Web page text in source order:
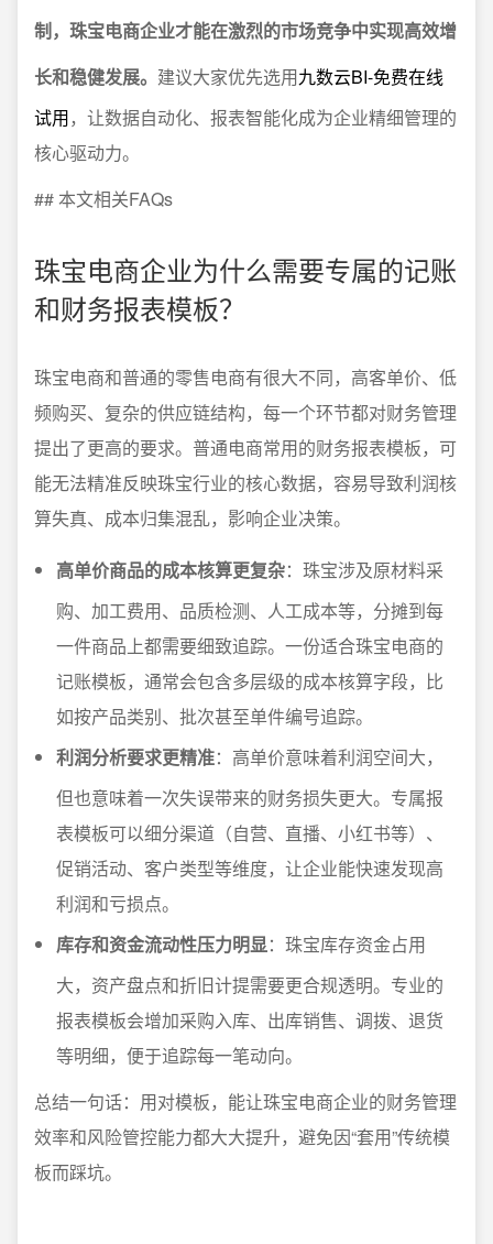
制，珠宝电商企业才能在激烈的市场竞争中实现高效增
长和稳健发展。 建议大家优先选用九数云BI-免费在线
试用，让数据自动化、报表智能化成为企业精细管理的
核心驱动力。
## 本文相关FAQs
珠宝电商企业为什么需要专属的记账
和财务报表模板？
珠宝电商和普通的零售电商有很大不同，高客单价、低
频购买、复杂的供应链结构，每一个环节都对财务管理
提出了更高的要求。普通电商常用的财务报表模板，可
能无法精准反映珠宝行业的核心数据，容易导致利润核
算失真、成本归集混乱，影响企业决策。
高单价商品的成本核算更复杂：珠宝涉及原材料采
购、加工费用、品质检测、人工成本等，分摊到每
一件商品上都需要细致追踪。一份适合珠宝电商的
记账模板，通常会包含多层级的成本核算字段，比
如按产品类别、批次甚至单件编号追踪。
利润分析要求更精准：高单价意味着利润空间大，
但也意味着一次失误带来的财务损失更大。专属报
表模板可以细分渠道（自营、直播、小红书等）、
促销活动、客户类型等维度，让企业能快速发现高
利润和亏损点。
库存和资金流动性压力明显：珠宝库存资金占用
大，资产盘点和折旧计提需要更合规透明。专业的
报表模板会增加采购入库、出库销售、调拨、退货
等明细，便于追踪每一笔动向。
总结一句话：用对模板，能让珠宝电商企业的财务管理
效率和风险管控能力都大大提升，避免因“套用”传统模
板而踩坑。